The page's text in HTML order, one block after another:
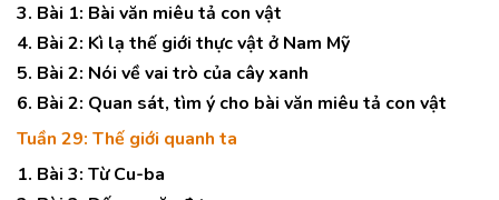
3. Bài 1: Bài văn miêu tả con vật
4. Bài 2: Kì lạ thế giới thực vật ở Nam Mỹ
5. Bài 2: Nói về vai trò của cây xanh
6. Bài 2: Quan sát, tìm ý cho bài văn miêu tả con vật
Tuần 29: Thế giới quanh ta
1. Bài 3: Từ Cu-ba